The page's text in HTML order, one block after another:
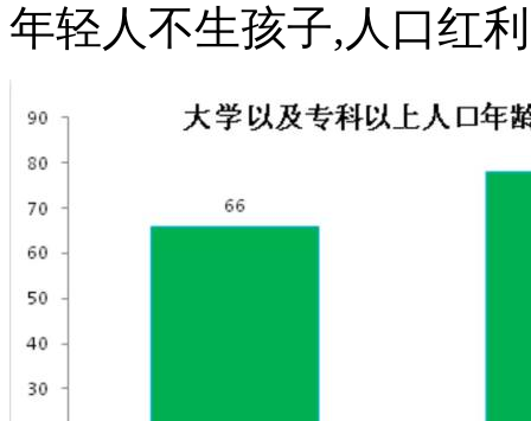
年轻人不生孩子,人口红